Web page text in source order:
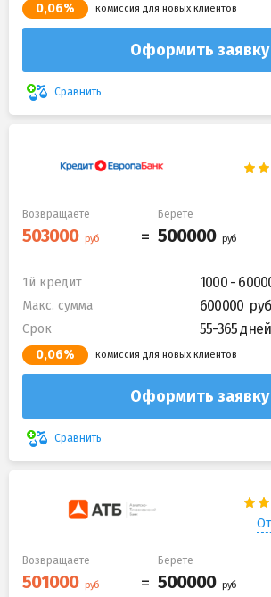
0,06% комиссия для новых клиентов
Оформить заявку
Сравнить
Возвращаете Берете
1й кредит 1000 -
Макс. сумма 600000
Срок 55-365 дней
0,06% комиссия для новых клиентов
Оформить заявку
Сравнить
Возвращаете Берете